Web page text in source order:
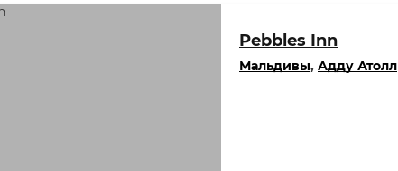
Pebbles Inn
Мальдивы, Адду Атолл